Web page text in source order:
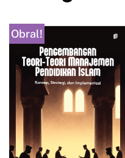
Kategori
Obral!